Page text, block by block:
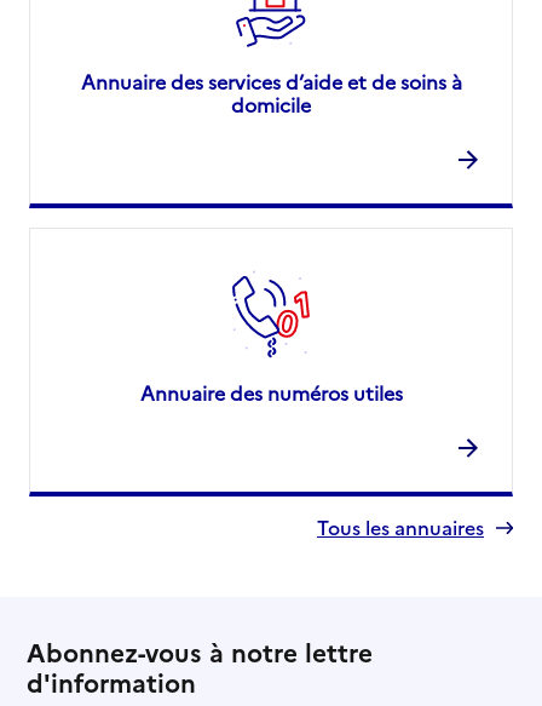
Annuaire des services d’aide et de soins à
domicile
Annuaire des numéros utiles
Tous les annuaires
Abonnez-vous à notre lettre
d'information